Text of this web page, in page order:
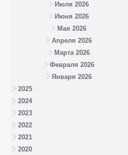
Июля 2026
Июня 2026
Мая 2026
Апреля 2026
Марта 2026
Февраля 2026
Января 2026
2025
2024
2023
2022
2021
2020